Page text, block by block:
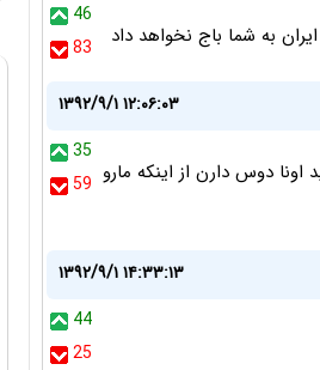
46
83
به شما باج نخواهد داد
۱۳۹۲/۹/۱ ۱۲:۰۶:۰۳
35
59 اونا دوس دارن از اینکه مارو
۱۳۹۲/۹/۱ ۱۴:۳۳:۱۳
44
25